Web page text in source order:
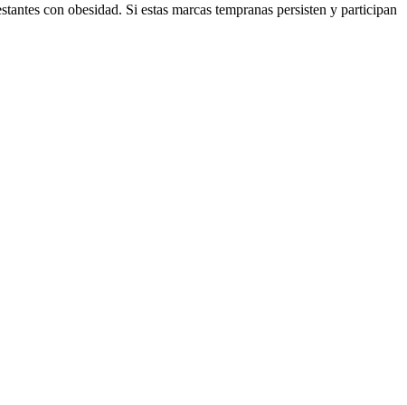
con obesidad. Si estas marcas tempranas persisten y participan